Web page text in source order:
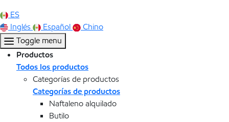
ES
Inglés
Español
Chino
Toggle menu
Productos
Todos los productos
Categorías de productos
Categorías de productos
Naftaleno alquilado
Butilo